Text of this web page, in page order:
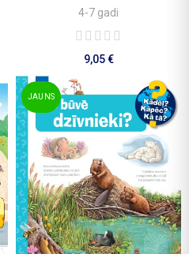
4-7 gadi
9,05 €
JAUNS